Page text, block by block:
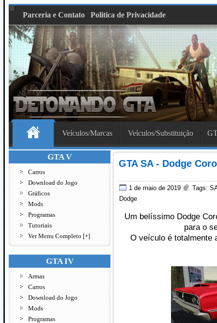
Parceria e Contato Politica de Privacidade
Veículos/Marcas Veículos/Substituição
GTA V
Carros
Download do Jogo
Gráficos
Mods
Programas
Tutoriais
Ver Menu Completo [+]
GTA IV
Armas
Carros
Download do Jogo
Mods
Programas
GTA SA - Dodge
1 de maio de 2019 Tags:
Dodge
Um belíssimo Dodge
para o
O veículo é totalmente